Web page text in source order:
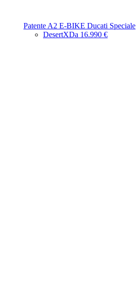
Patente A2 E-BIKE Ducati Speciale
DesertXDa 16.990 €